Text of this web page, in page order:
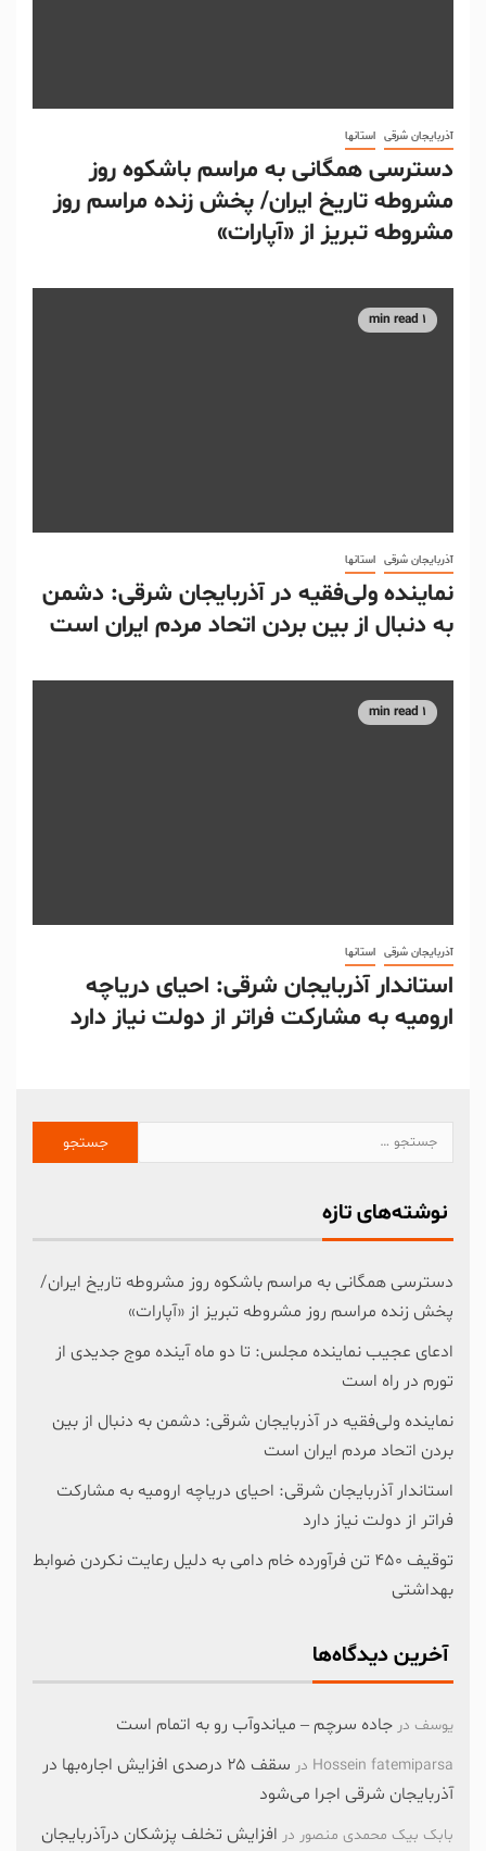
آذربایجان شرقی استانها
دسترسی همگانی به مراسم باشکوه روز
مشروطه تاریخ ایران/ پخش زنده مراسم روز
مشروطه تبریز از «آپارات»
1 min read
آذربایجان شرقی استانها
نماینده ولی‌فقیه در آذربایجان شرقی: دشمن
به دنبال از بین بردن اتحاد مردم ایران است
1 min read
آذربایجان شرقی استانها
استاندار آذربایجان شرقی: احیای دریاچه
ارومیه به مشارکت فراتر از دولت نیاز دارد
نوشته‌های تازه
دسترسی همگانی به مراسم باشکوه روز مشروطه تاریخ ایران/
پخش زنده مراسم روز مشروطه تبریز از «آپارات»
ادعای عجیب نماینده مجلس: تا دو ماه آینده موج جدیدی از
تورم در راه است
نماینده ولی‌فقیه در آذربایجان شرقی: دشمن به دنبال از بین
بردن اتحاد مردم ایران است
استاندار آذربایجان شرقی: احیای دریاچه ارومیه به مشارکت
فراتر از دولت نیاز دارد
توقیف ۴۵۰ تن فرآورده خام دامی به دلیل رعایت نکردن ضوابط
بهداشتی
آخرین دیدگاه‌ها
یوسف در جاده سرچم – میاندوآب رو به اتمام است
Hossein fatemiparsa در
سقف ۲۵ درصدی افزایش اجاره‌بها در
آذربایجان شرقی اجرا می‌شود
بابک بیک محمدی منصور در افزایش تخلف پزشکان درآذربایجان